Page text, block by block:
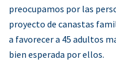
preocupamos por las
proyecto de canastas
a favorecer a 45 adultos
bien esperada por ellos.